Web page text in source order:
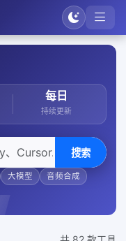
每日
持续更新
搜索
大模型
音频合成